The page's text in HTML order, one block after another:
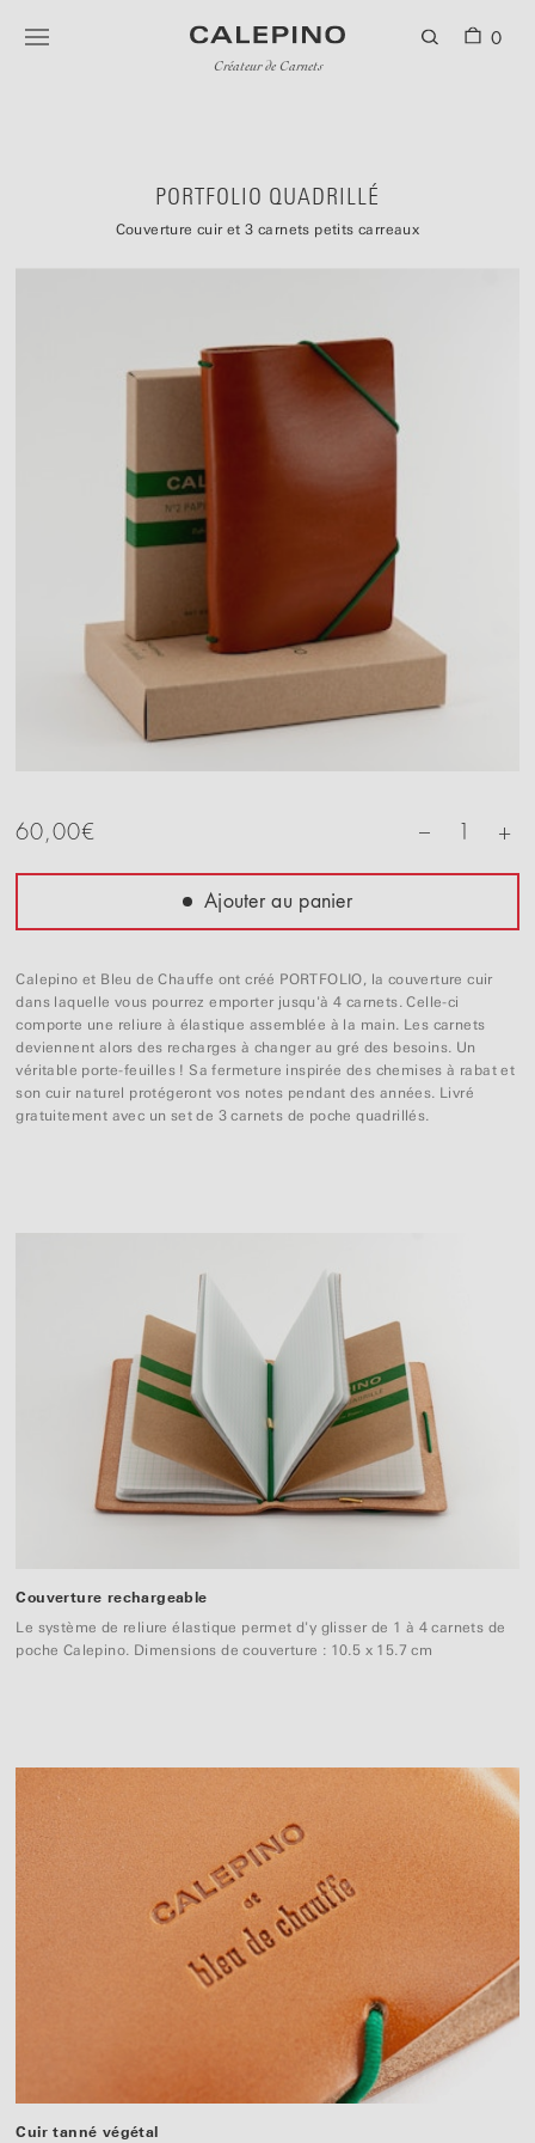
Créateur de Carnets
0
PORTFOLIO QUADRILLÉ
Couverture cuir et 3 carnets petits carreaux
60,00€ – +
Ajouter au panier
Calepino et Bleu de Chauffe ont créé PORTFOLIO, la couverture cuir
dans laquelle vous pourrez emporter jusqu'à 4 carnets. Celle-ci
comporte une reliure à élastique assemblée à la main. Les carnets
deviennent alors des recharges à changer au gré des besoins. Un
véritable porte-feuilles ! Sa fermeture inspirée des chemises à rabat et
son cuir naturel protégeront vos notes pendant des années. Livré
gratuitement avec un set de 3 carnets de poche quadrillés.
Couverture rechargeable
Le système de reliure élastique permet d'y glisser de 1 à 4 carnets de
poche Calepino. Dimensions de couverture : 10.5 x 15.7 cm
Cuir tanné végétal